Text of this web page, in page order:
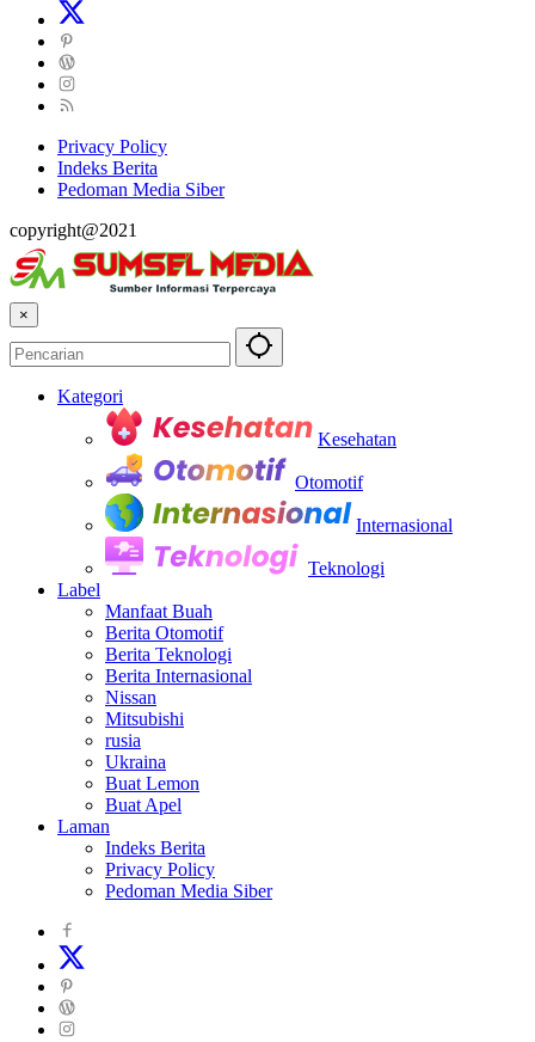
Privacy Policy
Indeks Berita
Pedoman Media Siber
copyright@2021
×
Kategori
Kesehatan
Otomotif
Internasional
Teknologi
Label
Manfaat Buah
Berita Otomotif
Berita Teknologi
Berita Internasional
Nissan
Mitsubishi
rusia
Ukraina
Buat Lemon
Buat Apel
Laman
Indeks Berita
Privacy Policy
Pedoman Media Siber